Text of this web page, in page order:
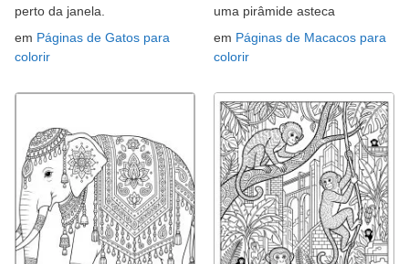
perto da janela.
em Páginas de Gatos para
colorir
uma pirâmide asteca
em Páginas de Macacos para
colorir